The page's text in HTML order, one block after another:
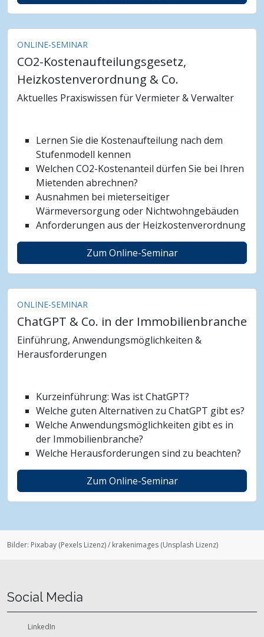
ONLINE-SEMINAR
CO2-Kostenaufteilungsgesetz,
Heizkostenverordnung & Co.
Aktuelles Praxiswissen für Vermieter & Verwalter
Lernen Sie die Kostenaufteilung nach dem
Stufenmodell kennen
Welchen CO2-Kostenanteil dürfen Sie bei Ihren
Mietenden abrechnen?
Ausnahmen bei mieterseitiger
Wärmeversorgung oder Nichtwohngebäuden
Anforderungen aus der Heizkostenverordnung
Zum Online-Seminar
ONLINE-SEMINAR
ChatGPT & Co. in der Immobilienbranche
Einführung, Anwendungsmöglichkeiten &
Herausforderungen
Kurzeinführung: Was ist ChatGPT?
Welche guten Alternativen zu ChatGPT gibt es?
Welche Anwendungsmöglichkeiten gibt es in
der Immobilienbranche?
Welche Herausforderungen sind zu beachten?
Zum Online-Seminar
Bilder: Pixabay (Pexels Lizenz)/ krakenimages (Unsplash Lizenz)
Social Media
LinkedIn